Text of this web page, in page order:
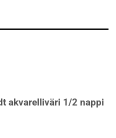
akvarelliväri 1/2 nappi